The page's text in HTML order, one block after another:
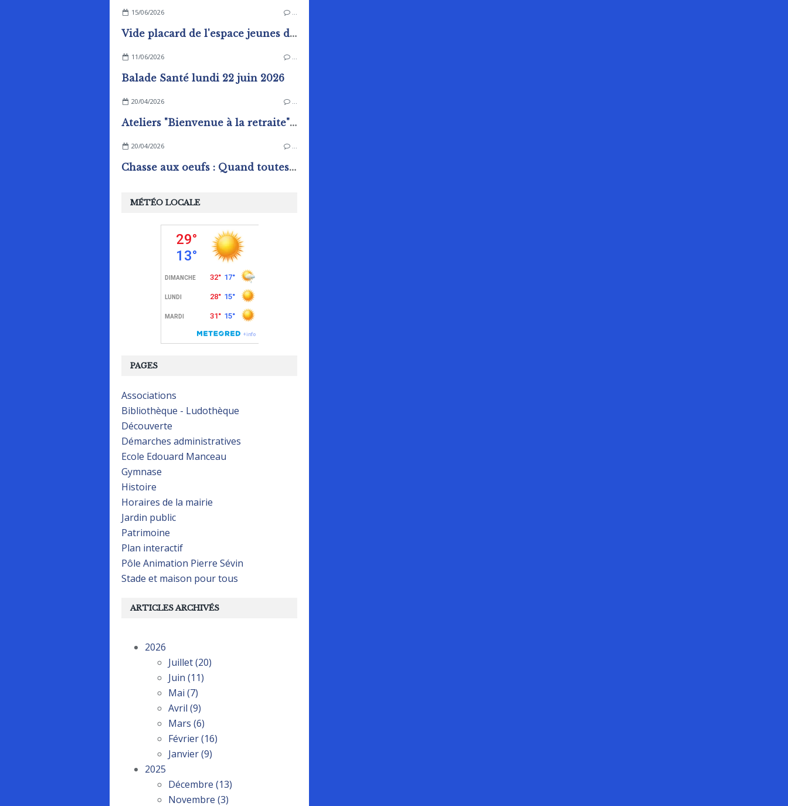
15/06/2026 …
Vide placard de l'espace jeunes de Rai
11/06/2026 …
Balade Santé lundi 22 juin 2026
20/04/2026 …
Ateliers "Bienvenue à la retraite" au Pôle Animation Pierre Sévin
20/04/2026 …
Chasse aux oeufs : Quand toutes les générations s'amusent !
PAGES
Associations
Bibliothèque - Ludothèque
Découverte
Démarches administratives
Ecole Edouard Manceau
Gymnase
Histoire
Horaires de la mairie
Jardin public
Patrimoine
Plan interactif
Pôle Animation Pierre Sévin
Stade et maison pour tous
MÉTÉO LOCALE
ARTICLES ARCHIVÉS
2026
Juillet(20)
Juin (11)
Mai (7)
Avril (9)
Mars (6)
Février(16)
Janvier(9)
2025
Décembre (13)
Novembre (3)